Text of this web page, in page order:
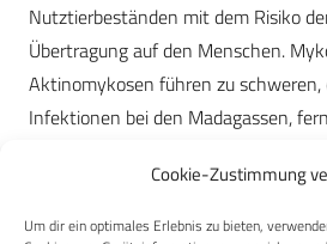
Cookie-Zustimmung
Um dir ein optimales Erlebnis zu bieten,
Nutztierbeständen mit dem Risiko
Übertragung auf den Menschen.
Aktinomykosen führen zu schweren,
Infektionen bei den Madagassen,
übertragener Erkrankungen. Auch
beispielsweise Infektionen mit